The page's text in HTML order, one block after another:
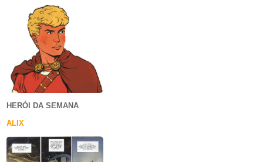
HERÓI DA SEMANA
ALIX